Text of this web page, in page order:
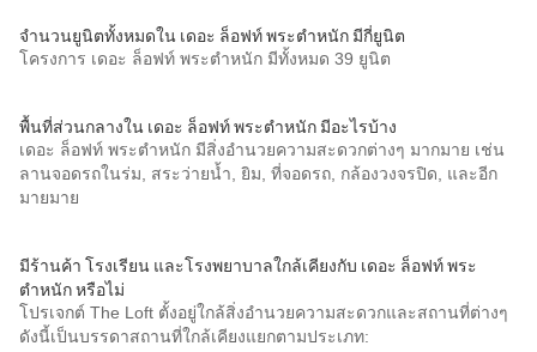
จำนวนยูนิตทั้งหมดใน เดอะ ล็อฟท์ พระตำหนัก มีกี่ยูนิต
โครงการ เดอะ ล็อฟท์ พระตำหนัก มีทั้งหมด 39 ยูนิต
พื้นที่ส่วนกลางใน เดอะ ล็อฟท์ พระตำหนัก มีอะไรบ้าง
เดอะ ล็อฟท์ พระตำหนัก มีสิ่งอำนวยความสะดวกต่างๆ มากมาย เช่น
ลานจอดรถในร่ม, สระว่ายน้ำ, ยิม, ที่จอดรถ, กล้องวงจรปิด, และอีก
มายมาย
มีร้านค้า โรงเรียน และโรงพยาบาลใกล้เคียงกับ เดอะ ล็อฟท์ พระ
ตำหนัก หรือไม่
โปรเจกต์ The Loft ตั้งอยู่ใกล้สิ่งอำนวยความสะดวกและสถานที่ต่างๆ
ดังนี้เป็นบรรดาสถานที่ใกล้เคียงแยกตามประเภท: